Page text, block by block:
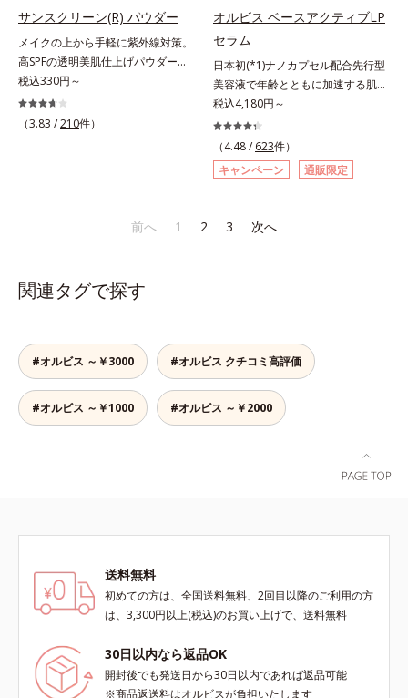
料・アルコールフリー・パラベンフ
リーで、徹底的に肌に寄り添いま
す。*1 乾燥と敏感をくり返すこと
*2 敏感肌対象連用テスト済（すべ
ての方のお肌に合うということでは
ありません）*3 乾燥して敏感に感
じやすい状態のこと*4 発酵アミノ
こやかに保つ保湿成分、微生物由来
アミノ酸（エクトイン）配合＝乱れ
カスを防ぎます。さらに、「アルテ
アネスレ(*6)」を配合し、うるおい
に満ちた自分本来の澄み渡るような
透明感を目指します。手に取った
時、なじませた時、後肌、と3段階
に変化するテクスチャーは、肌にす
ばやくなじみ、毎日の美白ケアを楽
しくする使いごこちを叶えました。
*1 メラニンの蓄積を抑え、シミ・
ソバカスを防ぐ*2 デクスパンテノ
と*4 うるおいによる透明感のある
肌*5 ターンオーバーを促進して、
サンスクリーン(R) パウダー
メイクの上から手軽に紫外線対策。
高SPFの透明美肌仕上げパウダー。
メイクの上から手を汚さずに紫外線
対策ができるUVカットパウダーで
す。“素肌のようななめらかな軽
す。毛穴や色ムラをカバーしながら
(*1)」にあります。7種の球状粉体
板状粉体が光を反射して、すっぴん
肌のようなナチュラルなツヤ感を演
出します。また、皮脂を吸着する
「あぶらとりパウダー(*3)」を配合
し、くずれ＆テカリを防いでサラサ
ォータープルーフ(*4)だから、レジ
シリカ、セルロース、窒化ホウ素配
合＝セミマット肌を叶える球状と板
状の粉体*2 シリカ6種類、セルロー
粉体*4 化粧持ち性能
税込330円～
（3.83 /210件）
オルビス ベースアクティブLP
セラム
日本初(*1)ナノカプセル配合先行型
美容液で年齢とともに加速する肌悩
み(*2)にブレーキを。スキンケアの
打ち止め感に。年齢とともに加速す
る肌悩み(*2)にブレーキをかけ、化
粧水前の土台(*3)づくりで、うるお
いに満ち満ちた内側から弾むような
と不安…。いろいろケアしているの
に、あと一歩肌悩みが晴れない…。
透をサポートし、角層すみずみをう
るおいで満たします。さらに“うる
おいの通り道”を作って化粧水のな
じみ感をUP。化粧水前に使うこと
で、普段の化粧水の手ごたえをより
－２０）アルキルグルコシドの組み
合わせが初（2023年4月 Mintel社デ
るおい不足など*3 お手入れのファ
ーストステップのこと*4 細胞間脂
税込4,180円～
（4.48 / 623件）
キャンペーン
通販限定
前へ 1 2 3 次へ
関連タグで探す
#オルビス ～￥3000 #オルビス クチコミ高評価
#オルビス ～￥1000 #オルビス ～￥2000
送料無料
初めての方は、全国送料無料、2回目以降のご利用の方
は、3,300円以上(税込)のお買い上げで、送料無料
30日以内なら返品OK
開封後でも発送日から30日以内であれば返品可能
※商品返送料はオルビスが負担いたします